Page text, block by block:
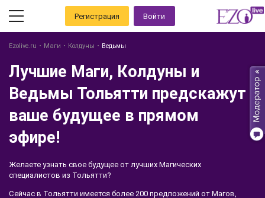
Регистрация Войти
Ezolive.ru Маги Колдуны Ведьмы
Лучшие Маги, Колдуны и
Ведьмы Тольятти предскажут
ваше будущее в прямом
эфире!
Желаете узнать свое будущее от лучших Магических
специалистов из Тольятти?
Сейчас в Тольятти имеется более 200 предложений от Магов,